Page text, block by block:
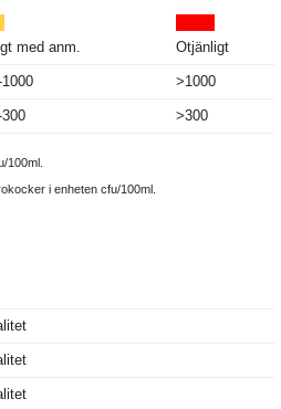
med anm. Otjänligt
>1000
>300
100ml.
i enheten cfu/100ml.